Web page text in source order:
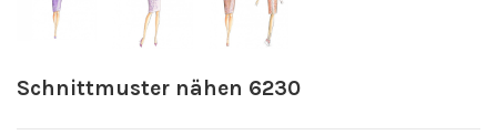
Schnittmuster nähen 6230